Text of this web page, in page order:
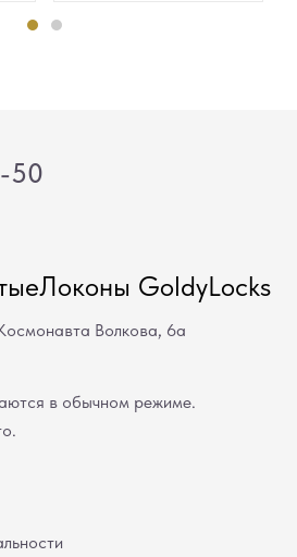
50
GoldyLocks
Волкова, 6а
в обычном режиме.